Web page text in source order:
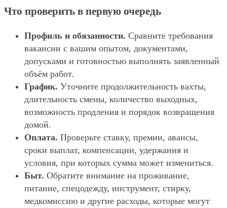
Что проверить в первую очередь
Профиль и обязанности. Сравните требования
вакансии с вашим опытом, документами,
допусками и готовностью выполнять заявленный
объём работ.
График. Уточните продолжительность вахты,
длительность смены, количество выходных,
возможность продления и порядок возвращения
домой.
Оплата. Проверьте ставку, премии, авансы,
сроки выплат, компенсации, удержания и
условия, при которых сумма может измениться.
Быт. Обратите внимание на проживание,
питание, спецодежду, инструмент, стирку,
медкомиссию и другие расходы, которые могут